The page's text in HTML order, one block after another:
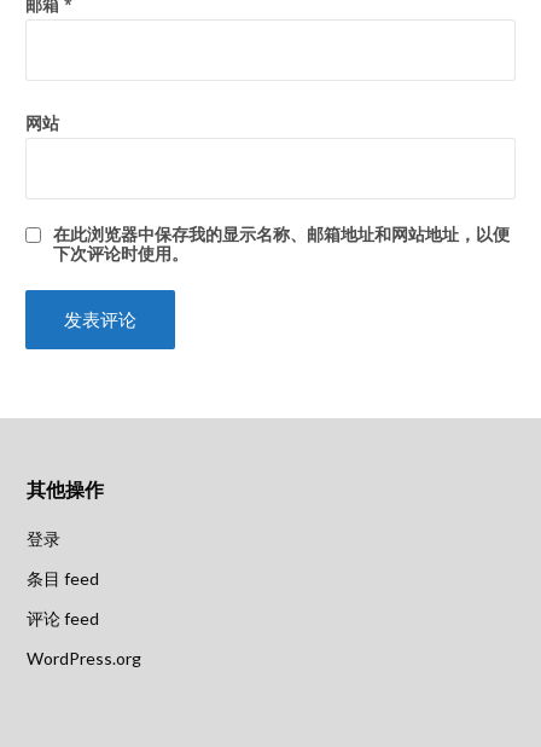
网站
在此浏览器中保存我的显示名称、邮箱地址和网站地址，以便
下次评论时使用。
其他操作
登录
条目 feed
评论 feed
WordPress.org